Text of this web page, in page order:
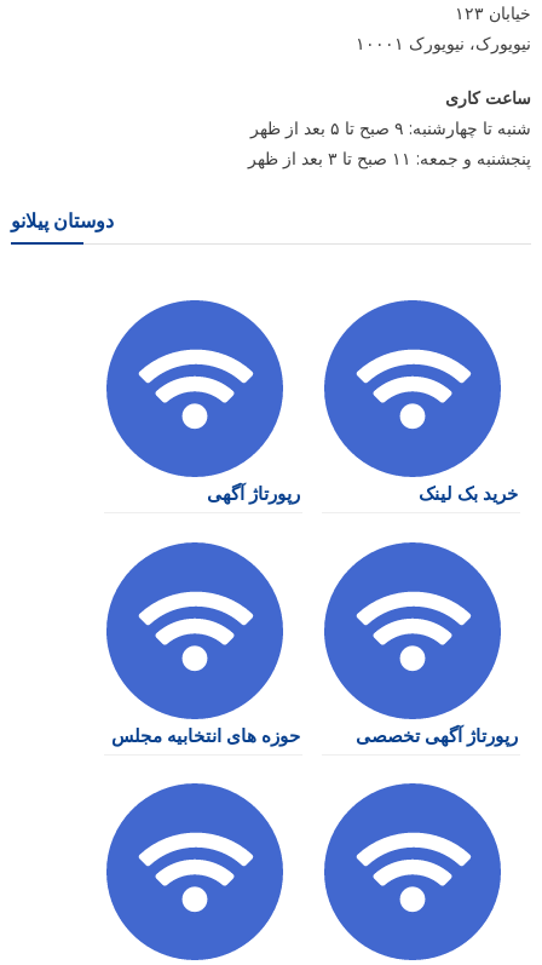
خیابان ۱۲۳
نیویورک، نیویورک ۱۰۰۰۱
ساعت کاری
شنبه تا چهارشنبه: ۹ صبح تا ۵ بعد از ظهر
پنجشنبه و جمعه: ۱۱ صبح تا ۳ بعد از ظهر
دوستان پیلانو
خرید بک لینک رپورتاژ آگهی
رپورتاژ آگهی تخصصی حوزه های انتخابیه مجلس